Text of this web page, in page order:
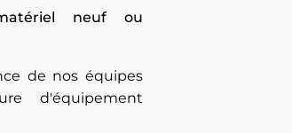
neuf ou
de nos équipes
d'équipement